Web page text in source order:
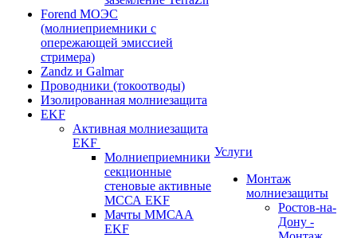
Forend МОЭС
(молниеприемники с
опережающей эмиссией
стримера)
Zandz и Galmar
Проводники (токоотводы)
Изолированная молниезащита
EKF
Активная молниезащита
EKF
Молниеприемники
секционные
стеновые активные
МССА EKF
Мачты ММСАА
EKF
Услуги
Монтаж
молниезащиты
Ростов-на-
Дону -